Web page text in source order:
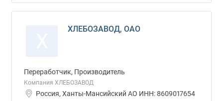
ХЛЕБОЗАВОД, ОАО
Переработчик, Производитель
Компания ХЛЕБОЗАВОД
Россия, Ханты-Мансийский АО ИНН: 8609017654